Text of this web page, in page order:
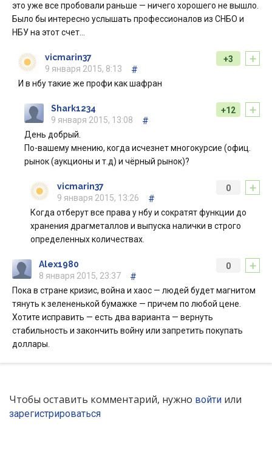
это уже все пробовали раньше — ничего хорошего не вышло.
Было бы интересно услышать профессионалов из СНБО и
НБУ на этот счет…
+
+3
vicmarin37
9 января 2015, 8:13
#
И в нбу такие же профи как шафран
+
+12
Shark1234
9 января 2015, 13:08
#
День добрый.
По-вашему мнению, когда исчезнет многокурсие (офиц.
рынок (аукционы и т.д) и чёрный рынок)?
+
0
vicmarin37
9 января 2015, 13:26
#
Когда отберут все права у нбу и сократят функции до
хранения драгметаллов и выпуска налички в строго
определенных количествах.
+
0
Alex1980
8 января 2015, 23:37
#
Пока в стране кризис, война и хаос — людей будет магнитом
тянуть к зелененькой бумажке — причем по любой цене.
Хотите исправить — есть два варианта — вернуть
стабильность и закончить войну или запретить покупать
доллары.
Чтобы оставить комментарий, нужно войти или
зарегистрироваться